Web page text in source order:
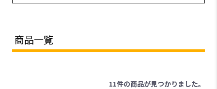
商品一覧
11件の商品が見つかりました。